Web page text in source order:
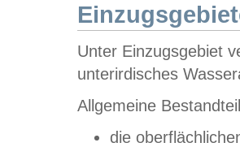
Unter Einzugsgebiet
unterirdisches
Allgemeine
die